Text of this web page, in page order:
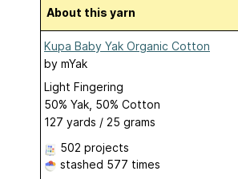
About this yarn
Kupa Baby Yak Organic Cotton
by mYak
Light Fingering
50% Yak, 50% Cotton
127 yards / 25 grams
502 projects
stashed 577 times